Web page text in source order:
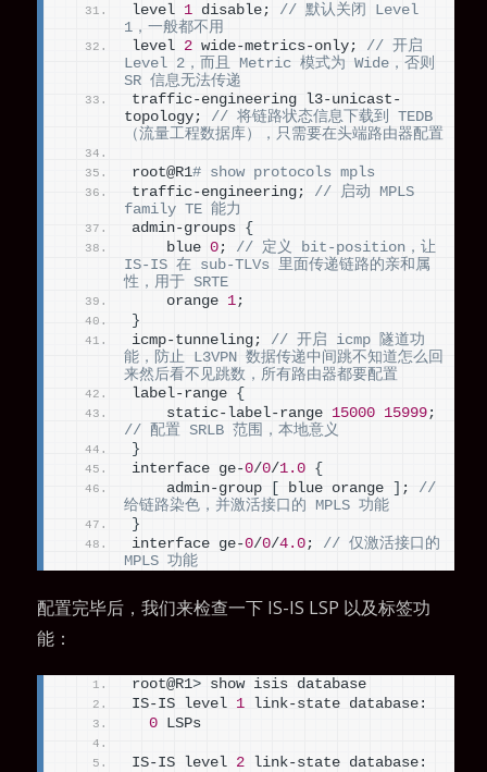
level 1 disable; // 默认关闭 Level
1，一般都不用
level 2 wide-metrics-only; // 开启
Level 2，而且 Metric 模式为 Wide，否则
SR 信息无法传递
traffic-engineering l3-unicast-
topology; // 将链路状态信息下载到 TEDB
（流量工程数据库），只需要在头端路由器配置
root@R1# show protocols mpls
traffic-engineering; // 启动 MPLS
family TE 能力
admin-groups {
    blue
0 ; // 定义 bit-position，让
IS-IS 在 sub-TLVs 里面传递链路的亲和属
性，用于 SRTE
    orange
1 ;
}
icmp-tunneling; // 开启 icmp 隧道功
能，防止 L3VPN 数据传递中间跳不知道怎么回
来然后看不见跳数，所有路由器都要配置
label-range {
    static-label-range
15000 15999
// 配置 SRLB 范围，本地意义
}
interface ge-0/0/1.0 {
    admin-group
blue orange ; //
给链路染色，并激活接口的 MPLS 功能
}
interface ge-0/0/4.0 ; // 仅激活接口的
MPLS 功能
配置完毕后，我们来检查一下 IS-IS LSP 以及标签功
能：
root@R1> show isis database
IS-IS level 1 link-state database:
0 LSPs
IS-IS level 2 link-state database: